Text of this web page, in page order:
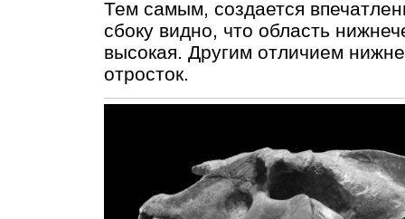
Тем самым, создается
сбоку видно, что область
высокая. Другим отличием
отросток.